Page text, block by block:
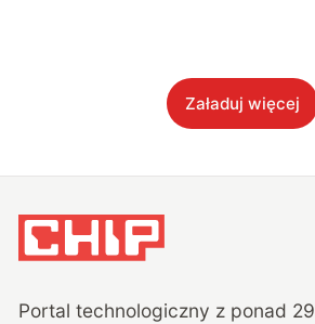
Załaduj więcej
Portal technologiczny z ponad 29